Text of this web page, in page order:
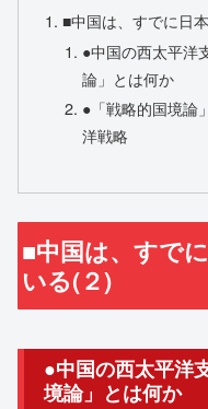
■中国は、すでに日
●中国の西太平洋
論」とは何か
●「戦略的国境論
洋戦略
■中国は、すで
いる(２)
●中国の西太平洋
境論」とは何か